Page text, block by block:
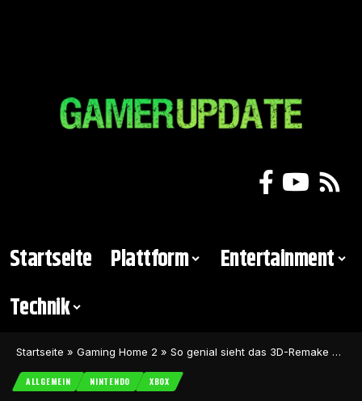
Startseite Plattform
Entertainment
Technik
Startseite » Gaming Home 2 » So genial sieht das 3D-Remake von Pokémon Feuerrot in der Unreal Engine aus
ALLGEMEIN NINTENDO XBOX